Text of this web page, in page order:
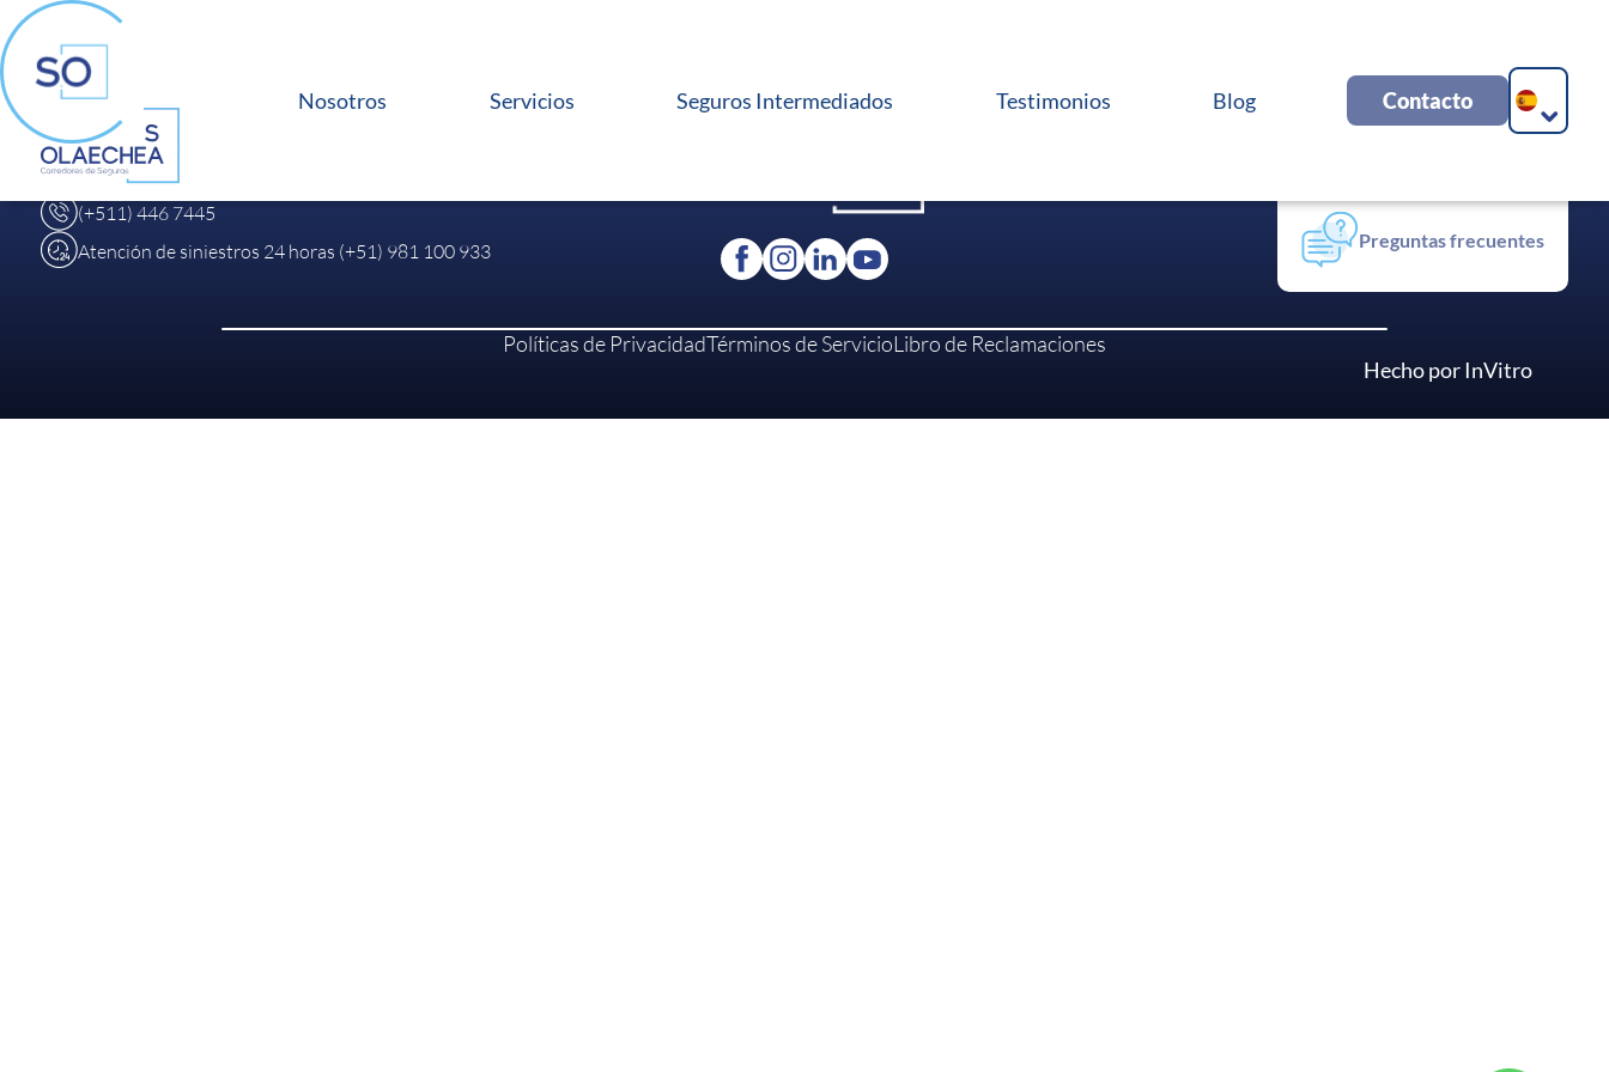
Nosotros Servicios Seguros Intermediados Testimonios Blog Contacto
Av. Reducto N°1370 Oficina 102, Miraflores, Lima
Calle Elías Aguirre 830. Oficina 701. Chiclayo,
Lambayeque.
De lunes a viernes de 9:00 a.m. a 6:00 p.m.
(+511) 446 7445
Atención de siniestros 24 horas (+51) 981 100 933
Gestion de
Requerimientos y
Preguntas frecuentes
Políticas de PrivacidadTérminos de ServicioLibro de Reclamaciones
Hecho por InVitro